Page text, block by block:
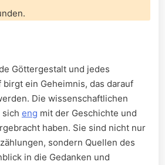
Göttergestalt und jedes
ein Geheimnis, das darauf
Die wissenschaftlichen
sich eng ⁣ mit der Geschichte und
haben. ​Sie sind⁤ nicht ⁢nur
sondern Quellen‍ des​
in die Gedanken und